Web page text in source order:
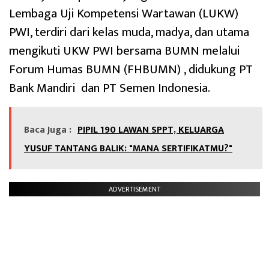
Lembaga Uji Kompetensi Wartawan (LUKW)
PWI, terdiri dari kelas muda, madya, dan utama
mengikuti UKW PWI bersama BUMN melalui
Forum Humas BUMN (FHBUMN) , didukung PT
Bank Mandiri dan PT Semen Indonesia.
Baca Juga : PIPIL 190 LAWAN SPPT, KELUARGA
YUSUF TANTANG BALIK: "MANA SERTIFIKATMU?"
ADVERTISEMENT